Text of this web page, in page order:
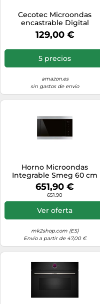
Cecotec Microondas
encastrable Digital
GrandHeat 2000 Built-In
Steel Black. 700W,
funciones preconfiguradas,
Quick Start, Diseño en
129,00 €
5 precios
amazon.es
sin gastos de envío
Horno Microondas
Integrable Smeg 60 cm
Clásica FMI325X Acero
Inoxidable
651,90 €
651.90
Ver oferta
mk2shop.com (ES)
Envío a partir de 47,00 €